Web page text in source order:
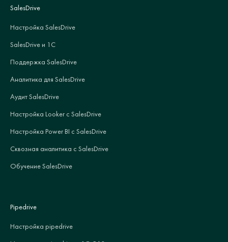
SalesDrive
Настройка SalesDrive
SalesDrive и 1С
Поддержка SalesDrive
Аналитика для SalesDrive
Аудит SalesDrive
Настройка Looker с SalesDrive
Настройка Power BI с SalesDrive
Сквозная аналитика с SalesDrive
Обучение SalesDrive
Pipedrive
Настройка pipedrive